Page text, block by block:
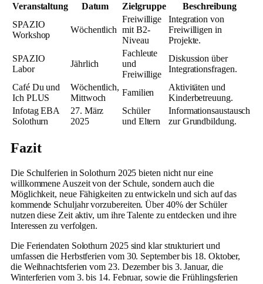
Veranstaltung Datum Zielgruppe
Beschreibung
SPAZIO
Workshop
Wöchentlich
Freiwillige
mit B2-
Niveau
Integration von
Freiwilligen in
Projekte.
SPAZIO
Labor
Jährlich
Fachleute
und
Freiwillige
Diskussion über
Integrationsfragen.
Café Du und
Ich PLUS
Wöchentlich,
Mittwoch
Familien
Aktivitäten und
Kinderbetreuung.
Infotag EBA
Solothurn
27. März
2025
Schüler
und Eltern
Informationsaustausch
zur Grundbildung.
Fazit
Die Schulferien in Solothurn 2025 bieten nicht nur eine
willkommene Auszeit von der Schule, sondern auch die
Möglichkeit, neue Fähigkeiten zu entwickeln und sich auf das
kommende Schuljahr vorzubereiten. Über 40% der Schüler
nutzen diese Zeit aktiv, um ihre Talente zu entdecken und ihre
Interessen zu verfolgen.
Die Feriendaten Solothurn 2025 sind klar strukturiert und
umfassen die Herbstferien vom 30. September bis 18. Oktober,
die Weihnachtsferien vom 23. Dezember bis 3. Januar, die
Winterferien vom 3. bis 14. Februar, sowie die Frühlingsferien